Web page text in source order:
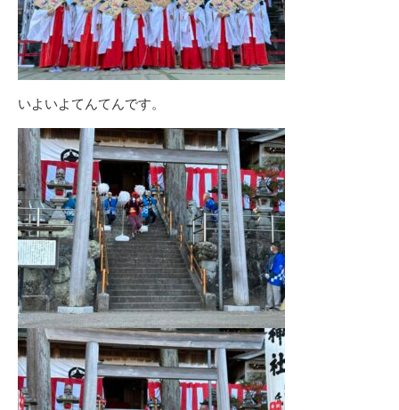
いよいよてんてんです。